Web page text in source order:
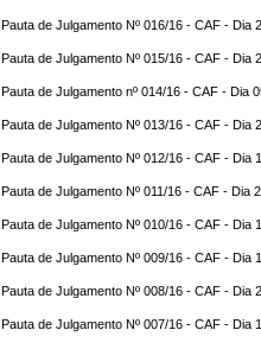
Pauta de Julgamento Nº 016/16 - CAF - Dia
Pauta de Julgamento Nº 015/16 - CAF - Dia
Pauta de Julgamento nº 014/16 - CAF - Dia
Pauta de Julgamento Nº 013/16 - CAF - Dia
Pauta de Julgamento Nº 012/16 - CAF - Dia
Pauta de Julgamento Nº 011/16 - CAF - Dia
Pauta de Julgamento Nº 010/16 - CAF - Dia
Pauta de Julgamento Nº 009/16 - CAF - Dia
Pauta de Julgamento Nº 008/16 - CAF - Dia
Pauta de Julgamento Nº 007/16 - CAF - Dia